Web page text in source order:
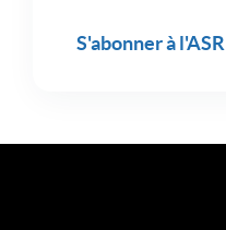
S'abonner à l'ASR